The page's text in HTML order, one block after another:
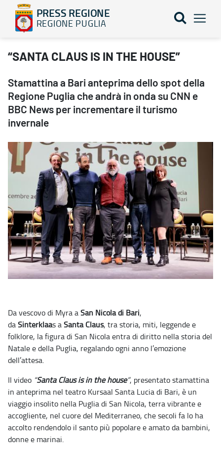
PRESS REGIONE
REGIONE PUGLIA
“SANTA CLAUS IS IN THE HOUSE” - PRESS REGIONE
“SANTA CLAUS IS IN THE HOUSE”
Stamattina a Bari anteprima dello spot della
Regione Puglia che andrà in onda su CNN e
BBC News per incrementare il turismo
invernale
Da vescovo di Myra aSan Nicola di Bari,
daSinterklaas aSanta Claus, tra storia, miti, leggende e
folklore, la figura di San Nicola entra di diritto nella storia del
Natale e della Puglia, regalando ogni anno l’emozione
dell’attesa.
Il video “Santa Claus is in the house”, presentato stamattina
in anteprima nel teatro Kursaal Santa Lucia di Bari, è un
viaggio insolito nella Puglia di San Nicola, terra vibrante e
accogliente, nel cuore del Mediterraneo, che secoli fa lo ha
accolto rendendolo il santo più popolare e amato da bambini,
donne e marinai.